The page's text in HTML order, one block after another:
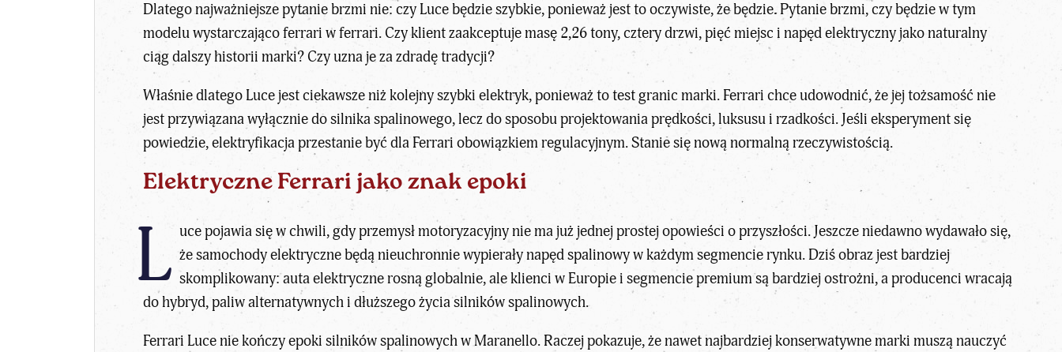
Dlatego najważniejsze pytanie brzmi nie: czy Luce będzie szybkie, ponieważ jest to oczywiste, że będzie. Pytanie brzmi, czy będzie w tym
modelu wystarczająco ferrari w ferrari. Czy klient zaakceptuje masę 2,26 tony, cztery drzwi, pięć miejsc i napęd elektryczny jako naturalny
ciąg dalszy historii marki? Czy uzna je za zdradę tradycji?
Właśnie dlatego Luce jest ciekawsze niż kolejny szybki elektryk, ponieważ to test granic marki. Ferrari chce udowodnić, że jej tożsamość nie
jest przywiązana wyłącznie do silnika spalinowego, lecz do sposobu projektowania prędkości, luksusu i rzadkości. Jeśli eksperyment się
powiedzie, elektryfikacja przestanie być dla Ferrari obowiązkiem regulacyjnym. Stanie się nową normalną rzeczywistością.
Elektryczne Ferrari jako znak epoki
L uce pojawia się w chwili, gdy przemysł motoryzacyjny nie ma już jednej prostej opowieści o przyszłości. Jeszcze niedawno wydawało się,
że samochody elektryczne będą nieuchronnie wypierały napęd spalinowy w każdym segmencie rynku. Dziś obraz jest bardziej
skomplikowany: auta elektryczne rosną globalnie, ale klienci w Europie i segmencie premium są bardziej ostrożni, a producenci wracają
do hybryd, paliw alternatywnych i dłuższego życia silników spalinowych.
Ferrari Luce nie kończy epoki silników spalinowych w Maranello. Raczej pokazuje, że nawet najbardziej konserwatywne marki muszą nauczyć